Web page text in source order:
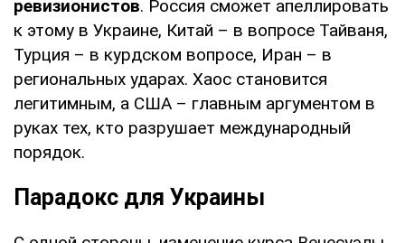
ревизионистов. Россия сможет апеллировать
к этому в Украине, Китай – в вопросе Тайваня,
Турция – в курдском вопросе, Иран – в
региональных ударах. Хаос становится
легитимным, а США – главным аргументом в
руках тех, кто разрушает международный
порядок.
Парадокс для Украины